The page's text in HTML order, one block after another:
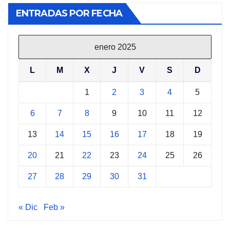
ENTRADAS POR FECHA
enero 2025
L M X J V S D
1 2 3 4 5
6 7 8 9 10 11 12
13 14 15 16 17 18 19
20 21 22 23 24 25 26
27 28 29 30 31
« Dic Feb »